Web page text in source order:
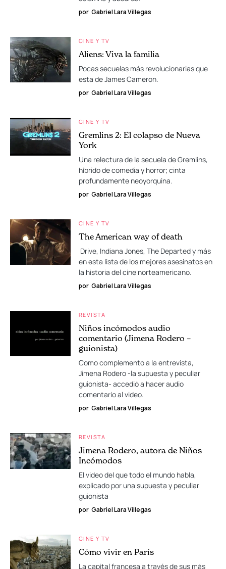
por Gabriel Lara Villegas
CINE Y TV
Aliens: Viva la familia
Pocas secuelas más revolucionarias que
esta de James Cameron.
por Gabriel Lara Villegas
CINE Y TV
Gremlins 2: El colapso de Nueva
York
Una relectura de la secuela de Gremlins,
híbrido de comedia y horror; cinta
profundamente neoyorquina.
por Gabriel Lara Villegas
CINE Y TV
The American way of death
Drive, Indiana Jones, The Departed y más
en esta lista de los mejores asesinatos en
la historia del cine norteamericano.
por Gabriel Lara Villegas
REVISTA
Niños incómodos audio
comentario (Jimena Rodero –
guionista)
Como complemento a la entrevista,
Jimena Rodero -la supuesta y peculiar
guionista- accedió a hacer audio
comentario al video.
por Gabriel Lara Villegas
REVISTA
Jimena Rodero, autora de Niños
Incómodos
El video del que todo el mundo habla,
explicado por una supuesta y peculiar
guionista
por Gabriel Lara Villegas
CINE Y TV
Cómo vivir en París
La capital francesa a través de sus más